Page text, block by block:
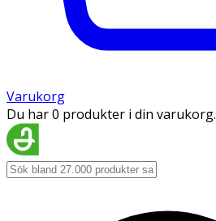
Varukorg
Du har 0 produkter i din varukorg.